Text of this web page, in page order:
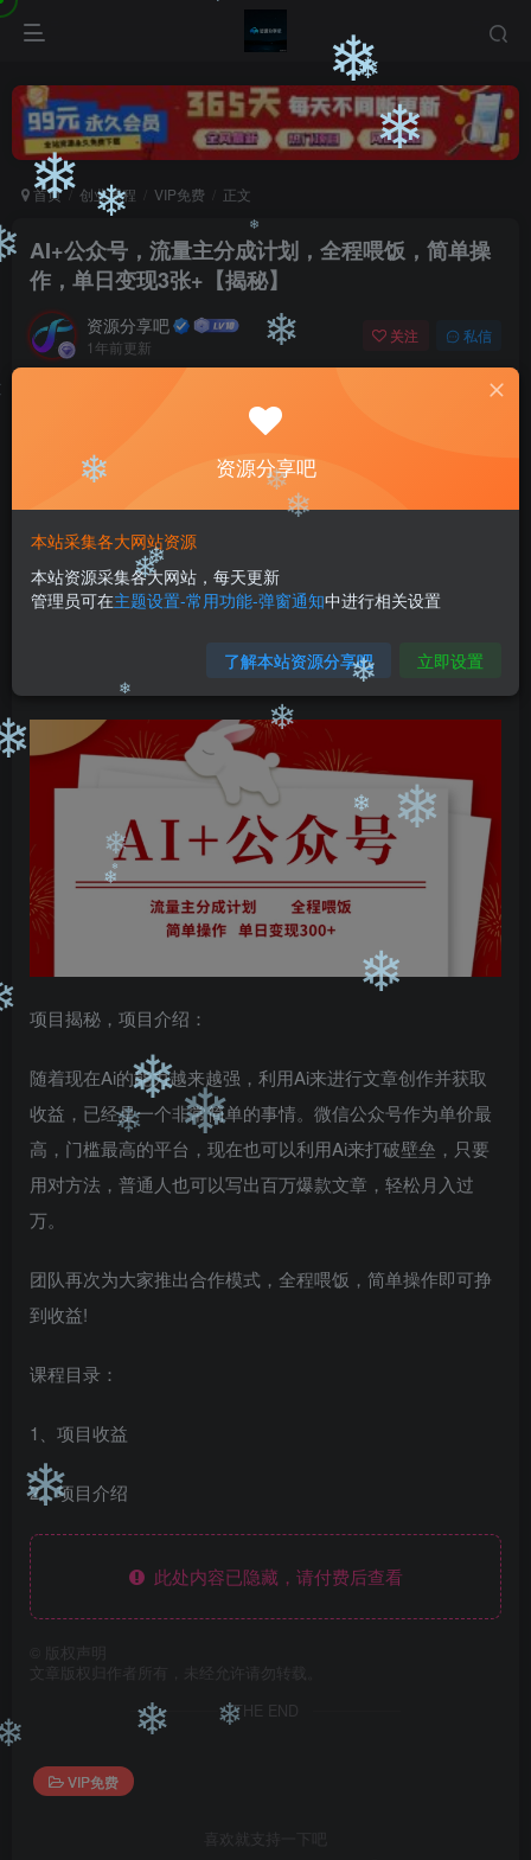
首页 创业课程 VIP免费 正文
AI+公众号，流量主分成计划，全程喂饭，简单操
作，单日变现3张+【揭秘】
资源分享吧
1年前更新
关注 私信
此内容为付费阅读，请付费后查看
9.9
黄金会员免费
您当前未登录！建议登陆后购买，可保存购买订单
项目揭秘，项目介绍：
随着现在Ai的能力越来越强，利用Ai来进行文章创作并获取
收益，已经是一个非常简单的事情。微信公众号作为单价最
高，门槛最高的平台，现在也可以利用Ai来打破壁垒，只要
用对方法，普通人也可以写出百万爆款文章，轻松月入过
万。
团队再次为大家推出合作模式，全程喂饭，简单操作即可挣
到收益!
课程目录：
1、项目收益
2、项目介绍
此处内容已隐藏，请付费后查看
版权声明
文章版权归作者所有，未经允许请勿转载。
THE END
VIP免费
喜欢就支持一下吧
资源分享吧
本站采集各大网站资源
本站资源采集各大网站，每天更新
管理员可在主题设置-常用功能-弹窗通知中进行相关设置
了解本站资源分享吧 立即设置
❄
❄
❄
❄
❄
❄
❄ ❄
❄
❄
❄
❄
❄
❄
❄
❄
❄
❄
❄
❄
❄
❄